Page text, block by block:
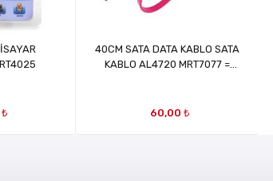
40CM SATA DATA KABLO SATA
KABLO AL4720 MRT7077 =
60,00 ₺